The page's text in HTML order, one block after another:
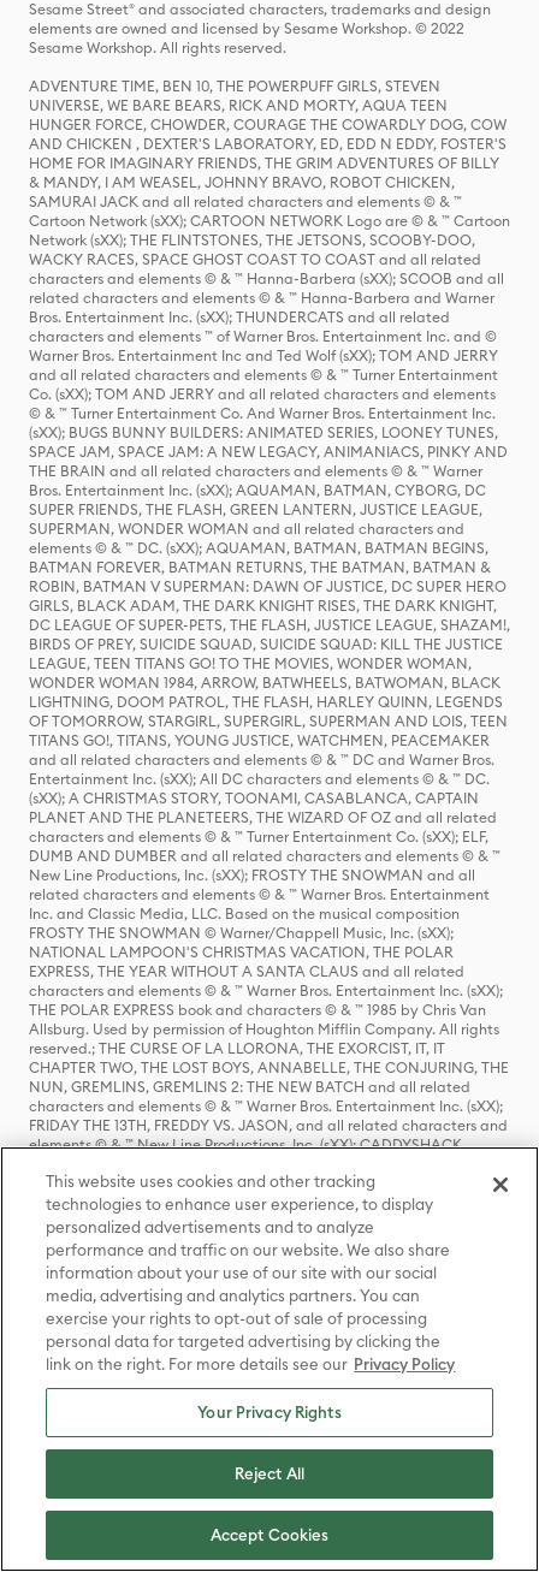
Sesame Street® and associated characters, trademarks and design
elements are owned and licensed by Sesame Workshop. © 2022
Sesame Workshop. All rights reserved.
ADVENTURE TIME, BEN 10, THE POWERPUFF GIRLS, STEVEN
UNIVERSE, WE BARE BEARS, RICK AND MORTY, AQUA TEEN
HUNGER FORCE, CHOWDER, COURAGE THE COWARDLY DOG, COW
AND CHICKEN , DEXTER'S LABORATORY, ED, EDD N EDDY, FOSTER'S
HOME FOR IMAGINARY FRIENDS, THE GRIM ADVENTURES OF BILLY
& MANDY, I AM WEASEL, JOHNNY BRAVO, ROBOT CHICKEN,
SAMURAI JACK and all related characters and elements © & ™
Cartoon Network (sXX); CARTOON NETWORK Logo are © & ™ Cartoon
Network (sXX); THE FLINTSTONES, THE JETSONS, SCOOBY-DOO,
WACKY RACES, SPACE GHOST COAST TO COAST and all related
characters and elements © & ™ Hanna-Barbera (sXX); SCOOB and all
related characters and elements © & ™ Hanna-Barbera and Warner
Bros. Entertainment Inc. (sXX); THUNDERCATS and all related
characters and elements ™ of Warner Bros. Entertainment Inc. and ©
Warner Bros. Entertainment Inc and Ted Wolf (sXX); TOM AND JERRY
and all related characters and elements © & ™ Turner Entertainment
Co. (sXX); TOM AND JERRY and all related characters and elements
© & ™ Turner Entertainment Co. And Warner Bros. Entertainment Inc.
(sXX); BUGS BUNNY BUILDERS: ANIMATED SERIES, LOONEY TUNES,
SPACE JAM, SPACE JAM: A NEW LEGACY, ANIMANIACS, PINKY AND
THE BRAIN and all related characters and elements © & ™ Warner
Bros. Entertainment Inc. (sXX); AQUAMAN, BATMAN, CYBORG, DC
SUPER FRIENDS, THE FLASH, GREEN LANTERN, JUSTICE LEAGUE,
SUPERMAN, WONDER WOMAN and all related characters and
elements © & ™ DC. (sXX); AQUAMAN, BATMAN, BATMAN BEGINS,
BATMAN FOREVER, BATMAN RETURNS, THE BATMAN, BATMAN &
ROBIN, BATMAN V SUPERMAN: DAWN OF JUSTICE, DC SUPER HERO
GIRLS, BLACK ADAM, THE DARK KNIGHT RISES, THE DARK KNIGHT,
DC LEAGUE OF SUPER-PETS, THE FLASH, JUSTICE LEAGUE, SHAZAM!,
BIRDS OF PREY, SUICIDE SQUAD, SUICIDE SQUAD: KILL THE JUSTICE
LEAGUE, TEEN TITANS GO! TO THE MOVIES, WONDER WOMAN,
WONDER WOMAN 1984, ARROW, BATWHEELS, BATWOMAN, BLACK
LIGHTNING, DOOM PATROL, THE FLASH, HARLEY QUINN, LEGENDS
OF TOMORROW, STARGIRL, SUPERGIRL, SUPERMAN AND LOIS, TEEN
TITANS GO!, TITANS, YOUNG JUSTICE, WATCHMEN, PEACEMAKER
and all related characters and elements © & ™ DC and Warner Bros.
Entertainment Inc. (sXX); All DC characters and elements © & ™ DC.
(sXX); A CHRISTMAS STORY, TOONAMI, CASABLANCA, CAPTAIN
PLANET AND THE PLANETEERS, THE WIZARD OF OZ and all related
characters and elements © & ™ Turner Entertainment Co. (sXX); ELF,
DUMB AND DUMBER and all related characters and elements © & ™
New Line Productions, Inc. (sXX); FROSTY THE SNOWMAN and all
related characters and elements © & ™ Warner Bros. Entertainment
Inc. and Classic Media, LLC. Based on the musical composition
FROSTY THE SNOWMAN © Warner/Chappell Music, Inc. (sXX);
NATIONAL LAMPOON'S CHRISTMAS VACATION, THE POLAR
EXPRESS, THE YEAR WITHOUT A SANTA CLAUS and all related
characters and elements © & ™ Warner Bros. Entertainment Inc. (sXX);
THE POLAR EXPRESS book and characters © & ™ 1985 by Chris Van
Allsburg. Used by permission of Houghton Mifflin Company. All rights
reserved.; THE CURSE OF LA LLORONA, THE EXORCIST, IT, IT
CHAPTER TWO, THE LOST BOYS, ANNABELLE, THE CONJURING, THE
NUN, GREMLINS, GREMLINS 2: THE NEW BATCH and all related
characters and elements © & ™ Warner Bros. Entertainment Inc. (sXX);
FRIDAY THE 13TH, FREDDY VS. JASON, and all related characters and
elements © & ™ New Line Productions, Inc. (sXX); CADDYSHACK,
THE O.C., PRETTY LITTLE LIARS, WESTWORLD, CORPSE BRIDE, THE
BIG BANG THEORY, FRIENDS, BEETLEJUICE, GILMORE GIRLS, GOSSIP
GIRL, SUPERNATURAL, VERONICA MARS, THE MATRIX, MORTAL
KOMBAT, WILLY WONKA & THE CHOCOLATE FACTORY and all
related characters and elements © & ™ Warner Bros. Entertainment
Inc. (sXX); WB SHIELD: © & ™ Warner Bros. Entertainment Inc. (sXX);
HOUSE OF THE DRAGON, GAME OF THRONES, and all related
characters and elements © & ™ Home Box Office, Inc. (sXX); CHILLING
ADVENTURES OF SABRINA, RIVERDALE © & ™ Warner Bros.
Entertainment Inc. Archie Comics and all related characters and
elements © & ™ Archie Comic Publications, Inc. Used with permission.
(sXX); SEINFELD and all related characters and elements © & ™ Castle
Rock Entertainment. (sXX); TED LASSO © & ™ Warner Bros.
Entertainment Inc. & Universal Television LLC (sXX); THE HOBBIT: AN
UNEXPECTED JOURNEY, THE HOBBIT: THE DESOLATION OF SMAUG,
THE HOBBIT: THE BATTLE OF THE FIVE ARMIES, THE LORD OF THE
TWO TOWERS, THE LORD OF THE RINGS: THE RETURN OF THE KING
and the names of the characters, items, events and places therein are
TM of The Saul Zaentz Company d/b/a Middle-earth Enterprises
under license to New Line Productions, Inc. (sXX), © Warner Bros.
This website uses cookies and other tracking
technologies to enhance user experience, to display
personalized advertisements and to analyze
performance and traffic on our website. We also share
information about your use of our site with our social
media, advertising and analytics partners. You can
exercise your rights to opt-out of sale of processing
personal data for targeted advertising by clicking the
link on the right. For more details see our Privacy Policy
Your Privacy Rights
Reject All
Accept Cookies